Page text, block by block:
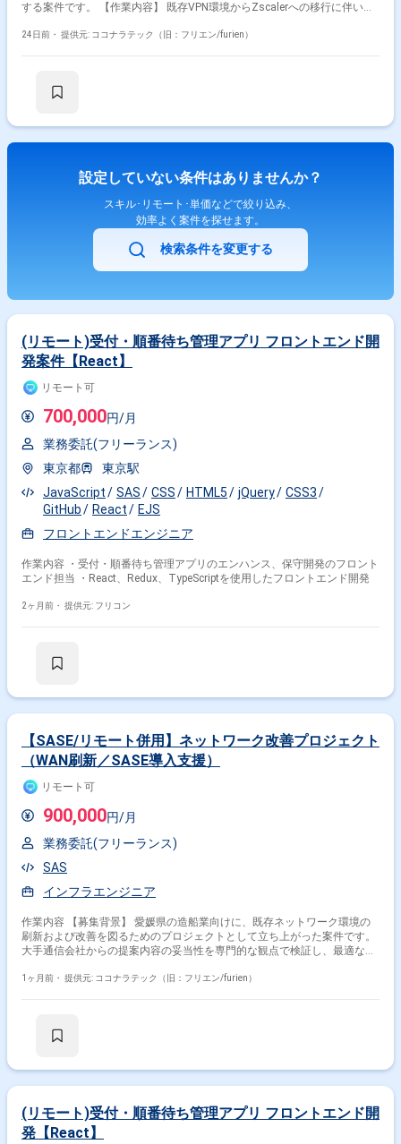
する案件です。 【作業内容】 既存VPN環境からZscalerへの移行に伴い、
ス制御設計、認証・権限設計、ネットワーク設計および移行設計、運用設
展開までを進めていただきます。 【求める人物像】 ネットワークだけで
ト関連技術やNWセキュリティ、認証基盤、運用設計に関する実務経験を
上流から下流まで一連のプロセスに携われる点も魅力です。 【開発環境】
Zscaler(ZIA/ZPA想定)、Cisco AnyConnect、FortiGate、EntraID/AzureAD
等の認証基盤、ZTNA/SASE関連ソリューションを活用したネットワーク
およびセキュリティ環境です。
24日前・ 提供元: ココナラテック（旧：フリエン/furien）
設定していない条件はありませんか？
スキル･リモート･単価などで絞り込み、
効率よく案件を探せます。
検索条件を変更する
(リモート)受付・順番待ち管理アプリ フロントエンド開
発案件【React】
リモート可
700,000円/月
業務委託(フリーランス)
東京都
東京駅
JavaScript
SAS CSS HTML5 jQuery
CSS3
GitHub
React
EJS
フロントエンドエンジニア
作業内容 ・受付・順番待ち管理アプリのエンハンス、保守開発のフロント
エンド担当 ・React、Redux、TypeScriptを使用したフロントエンド開発
2ヶ月前・ 提供元: フリコン
【SASE/リモート併用】ネットワーク改善プロジェクト
（WAN刷新／SASE導入支援）
リモート可
900,000円/月
業務委託(フリーランス)
SAS
インフラエンジニア
作業内容 【募集背景】 愛媛県の造船業向けに、既存ネットワーク環境の
刷新および改善を図るためのプロジェクトとして立ち上がった案件です。
大手通信会社からの提案内容の妥当性を専門的な観点で検証し、最適なネ
通信会社から提示されているCato SASEを用いたネットワーク切替提案に
であるため、先方事務局と連携しながらこれらのドキュメントを策定し、
ていただける方です。 【ポジションの魅力】 SASEを活用したWAN刷新プ
ロジェクトに上流から深く関わることができ、提案評価から方針策定、要
件定義、設計まで一連の工程をリードできるポジションです。特定ベンダ
1ヶ月前・ 提供元: ココナラテック（旧：フリエン/furien）
(リモート)受付・順番待ち管理アプリ フロントエンド開
発【React】